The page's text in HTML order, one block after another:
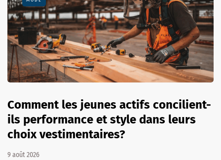
Comment les jeunes actifs concilient-
ils performance et style dans leurs
choix vestimentaires?
9 août 2026